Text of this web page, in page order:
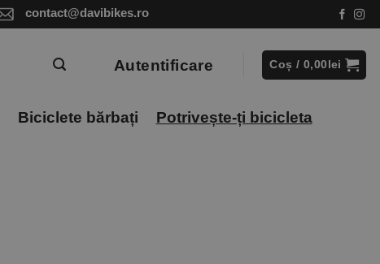
contact@davibikes.ro
Autentificare Coș / 0,00lei
Biciclete bărbați Potrivește-ți bicicleta